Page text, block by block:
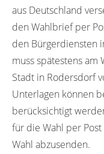
aus Deutschland
den Wahlbrief per
den Bürgerdiensten
muss spätestens
Stadt in Rodersdorf
Unterlagen können
berücksichtigt
für die Wahl per
Wahl abzusenden.